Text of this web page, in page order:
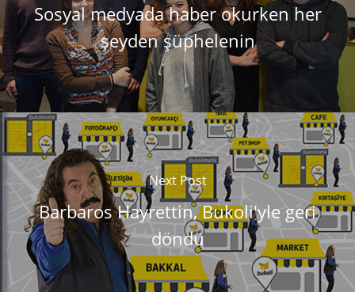
Sosyal medyada haber okurken her
şeyden şüphelenin
Next Post
Barbaros Hayrettin, Bukoli'yle geri
döndü